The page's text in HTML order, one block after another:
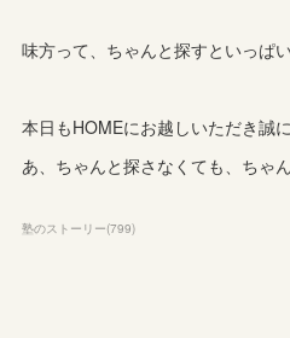
味方って、ちゃんと探すといっぱ
本日もHOMEにお越しいただき誠
あ、ちゃんと探さなくても、ちゃ
塾のストーリー(799)